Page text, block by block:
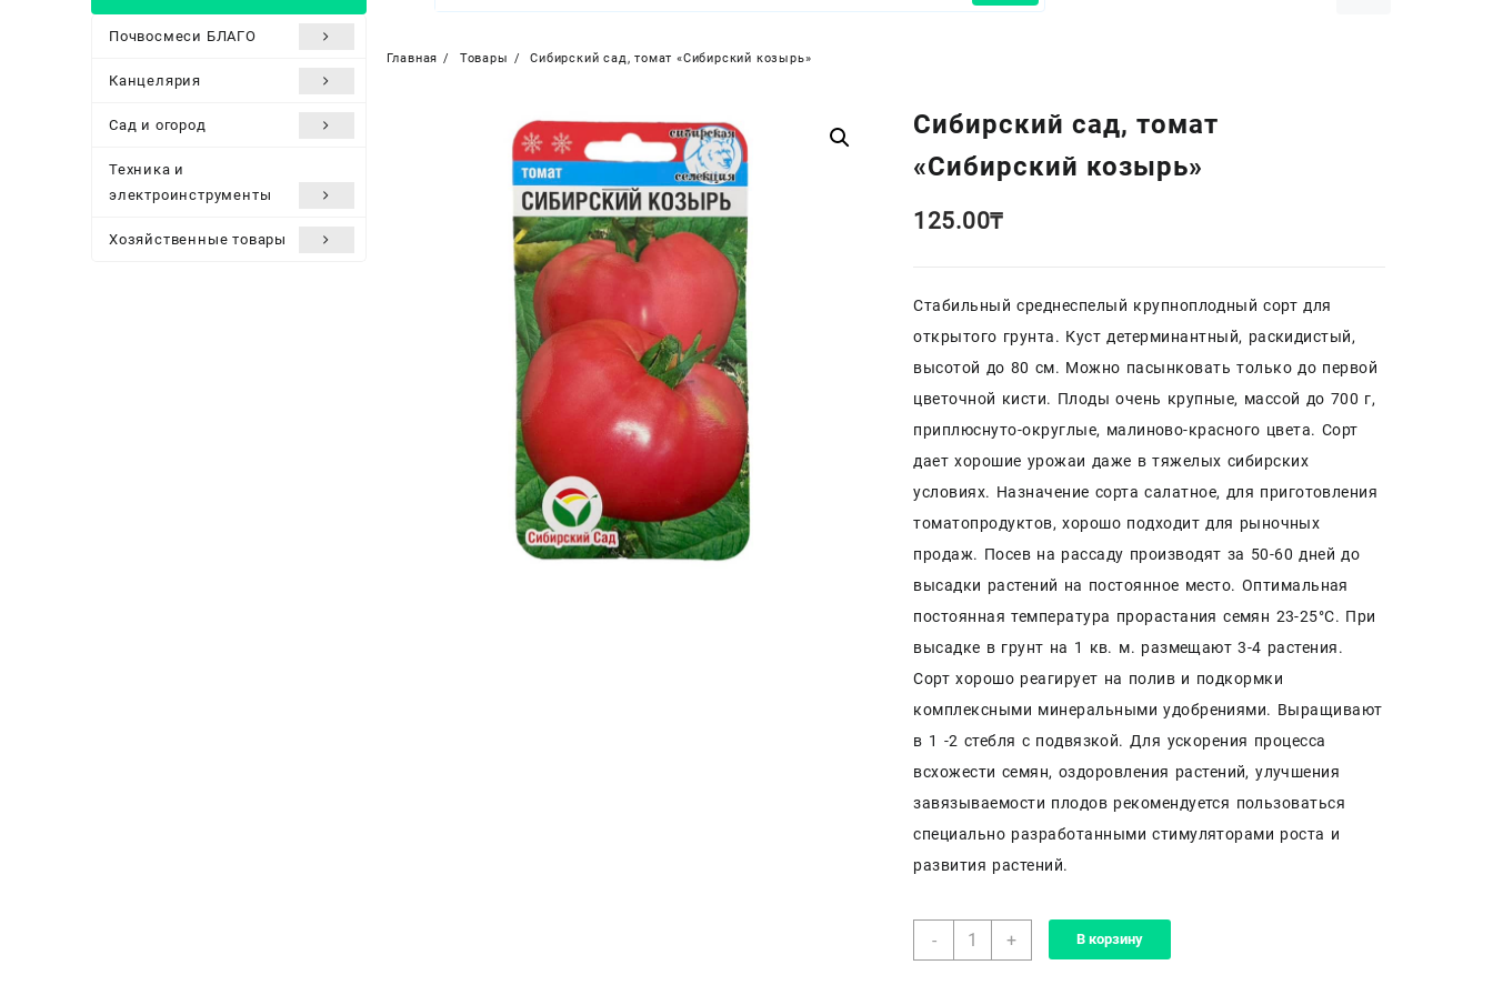
Почвосмеси БЛАГО
Канцелярия
Сад и огород
Техника и
электроинструменты
Хозяйственные товары
Главная Товары Сибирский сад, томат «Сибирский козырь»
Сибирский сад, томат
«Сибирский козырь»
125.00₸
Стабильный среднеспелый крупноплодный сорт для
открытого грунта. Куст детерминантный, раскидистый,
высотой до 80 см. Можно пасынковать только до первой
цветочной кисти. Плоды очень крупные, массой до 700 г,
приплюснуто-округлые, малиново-красного цвета. Сорт
дает хорошие урожаи даже в тяжелых сибирских
условиях. Назначение сорта салатное, для приготовления
томатопродуктов, хорошо подходит для рыночных
продаж. Посев на рассаду производят за 50-60 дней до
высадки растений на постоянное место. Оптимальная
постоянная температура прорастания семян 23-25°С. При
высадке в грунт на 1 кв. м. размещают 3-4 растения.
Сорт хорошо реагирует на полив и подкормки
комплексными минеральными удобрениями. Выращивают
в 1 -2 стебля с подвязкой. Для ускорения процесса
всхожести семян, оздоровления растений, улучшения
завязываемости плодов рекомендуется пользоваться
специально разработанными стимуляторами роста и
развития растений.
-
Количество
+ В корзину